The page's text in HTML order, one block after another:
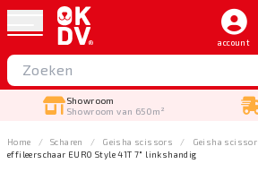
account
Showroom
Showroom van 650m²
Home Scharen Geisha scissors Geisha
effileerschaar EURO Style 41T 7" linkshandig